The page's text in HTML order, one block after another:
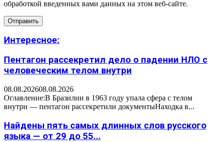
обработкой введенных вами данных на этом веб-сайте.
Интересное:
Пентагон рассекретил дело о падении НЛО с
человеческим телом внутри
08.08.202608.08.2026
Оглавление:В Бразилии в 1963 году упала сфера с телом
внутри — пентагон рассекретили документыНаходка в...
Найдены пять самых длинных слов русского
языка — от 29 до 55...